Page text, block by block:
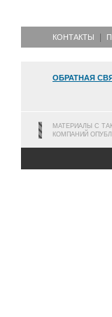
КОНТАКТЫ
ОБРАТНАЯ
МАТЕРИАЛЫ С
КОМПАНИЙ